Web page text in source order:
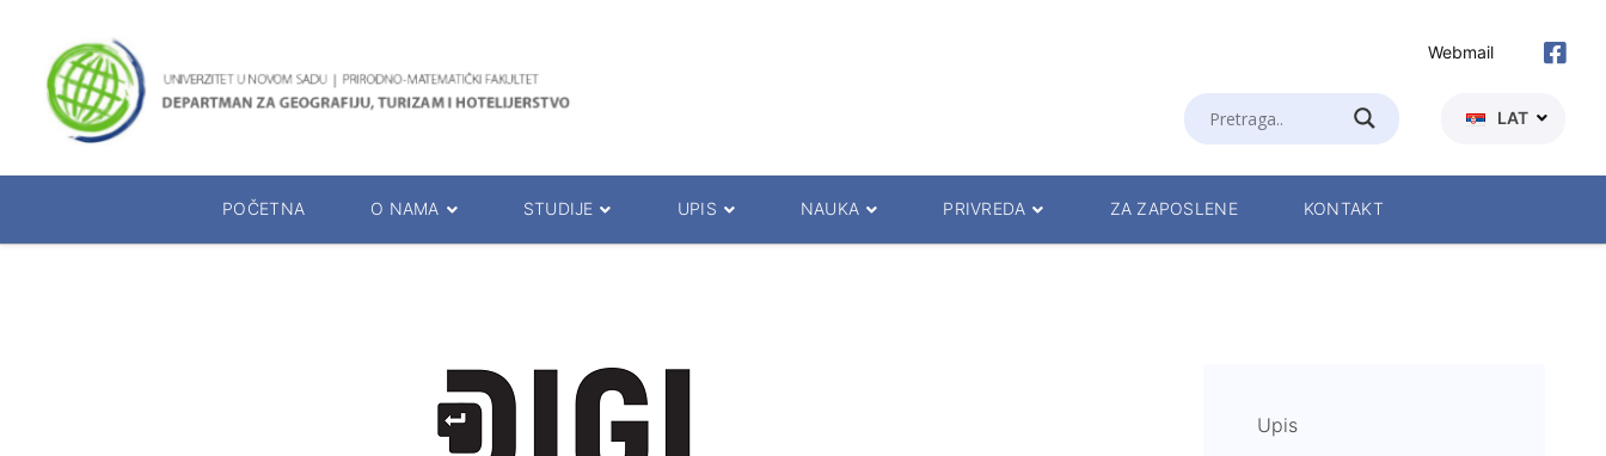
Webmail
LAT
POČETNA O NAMA
Katedre departmana
Prezentacija departmana
STUDIJE
Raspored ispita i predavanja
Kalendar rada
UPIS
Prezentacija studija
Osnovne akademske studije
NAUKA PRIVREDA ZA ZAPOSLENE KONTAKT
Upis